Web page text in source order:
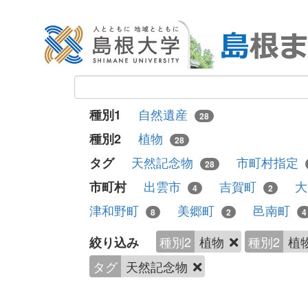
種別1 自然遺産 28
種別2 植物 28
タグ 天然記念物 28
市町村指定
市町村
出雲市 4 吉賀町 2
津和野町
8 美郷町 2 邑南町 4
絞り込み 種別2 植物 種別2 植
タグ 天然記念物